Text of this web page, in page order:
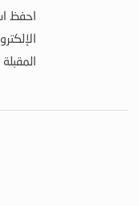
احفظ